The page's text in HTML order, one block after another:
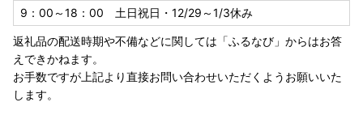
9：00～18：00 土日祝日・12/29～1/3休み
返礼品の配送時期や不備などに関しては「ふるなび」からはお答
えできかねます。
お手数ですが上記より直接お問い合わせいただくようお願いいた
します。